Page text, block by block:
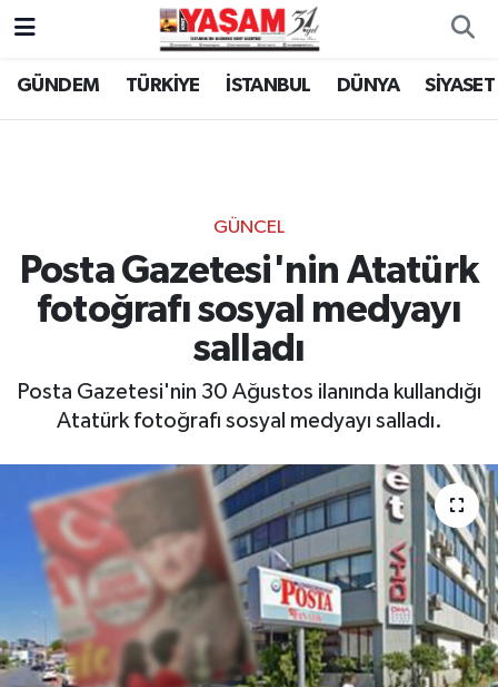
GÜNDEM TÜRKİYE İSTANBUL DÜNYA SİYASET
GÜNCEL
Posta Gazetesi'nin Atatürk
fotoğrafı sosyal medyayı
salladı
Posta Gazetesi'nin 30 Ağustos ilanında kullandığı
Atatürk fotoğrafı sosyal medyayı salladı.